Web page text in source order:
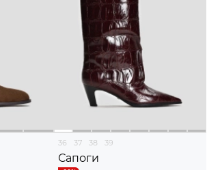
36 37 38 39
Сапоги